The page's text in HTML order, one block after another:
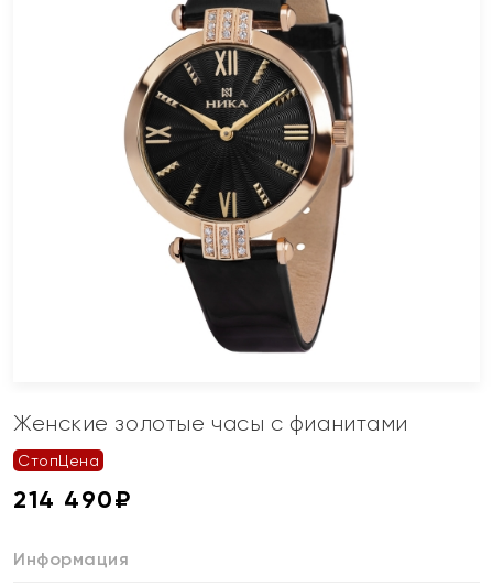
Женские золотые часы с фианитами
СтопЦена
214 490₽
Информация